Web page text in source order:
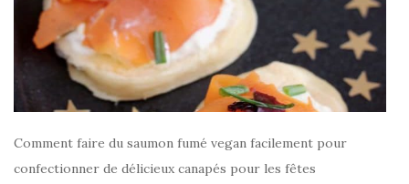
Comment faire du saumon fumé vegan facilement pour
confectionner de délicieux canapés pour les fêtes